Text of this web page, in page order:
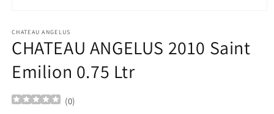
média
1
dans
fenêtre
modale
CHATEAU ANGELUS
CHATEAU ANGELUS 2010 Saint
Emilion 0.75 Ltr
(0)